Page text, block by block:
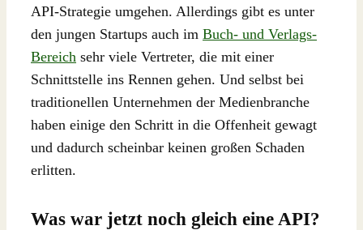
API-Strategie umgehen. Allerdings gibt es unter
den jungen Startups auch im Buch- und Verlags-
Bereich sehr viele Vertreter, die mit einer
Schnittstelle ins Rennen gehen. Und selbst bei
traditionellen Unternehmen der Medienbranche
haben einige den Schritt in die Offenheit gewagt
und dadurch scheinbar keinen großen Schaden
erlitten.
Was war jetzt noch gleich eine API?